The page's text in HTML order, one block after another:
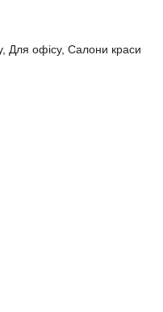
Для офісу, Салони краси